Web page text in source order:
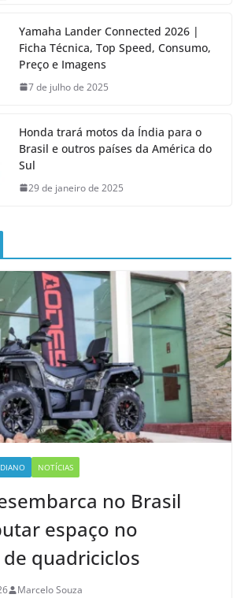
Yamaha Lander Connected 2026 |
Ficha Técnica, Top Speed, Consumo,
Preço e Imagens
7 de julho de 2025
Honda trará motos da Índia para o
Brasil e outros países da América do
Sul
29 de janeiro de 2025
NOTÍCIAS
no Brasil
espaço no
quadriciclos
Marcelo Souza